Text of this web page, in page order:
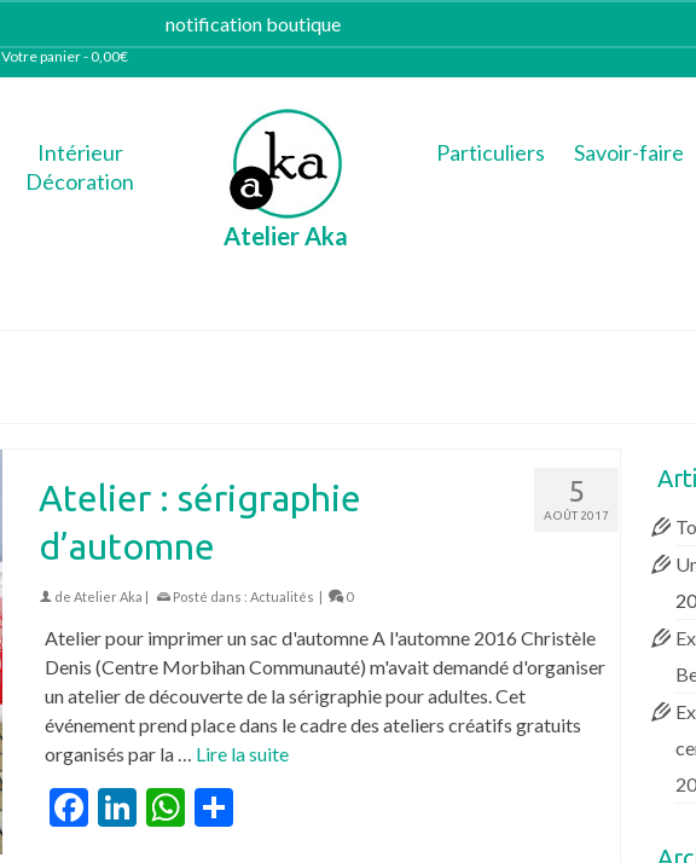
notification boutique
Votre panier-0,00€
Intérieur
Décoration
Atelier Aka
Particuliers Savoir-faire
5
AOÛT 2017
Atelier : sérigraphie
d’automne
de Atelier Aka | Posté dans : Actualités | 0
Atelier pour imprimer un sac d'automne A l'automne 2016 Christèle
Denis (Centre Morbihan Communauté) m'avait demandé d'organiser
un atelier de découverte de la sérigraphie pour adultes. Cet
événement prend place dans le cadre des ateliers créatifs gratuits
organisés par la … Lire la suite
Facebook
LinkedIn
WhatsApp
Partager